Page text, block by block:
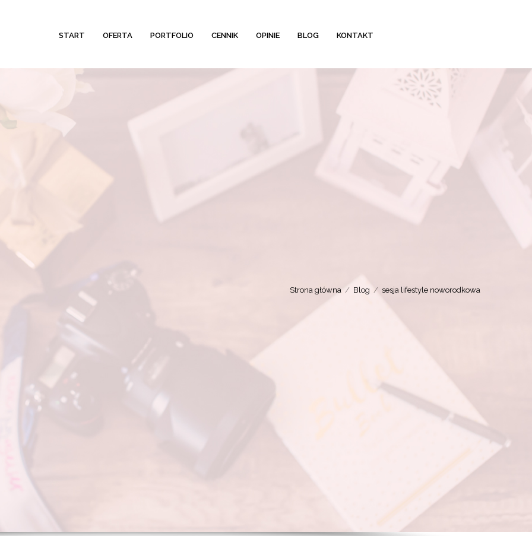
START OFERTA PORTFOLIO CENNIK OPINIE BLOG KONTAKT
Strona główna Blog sesja lifestyle noworodkowa